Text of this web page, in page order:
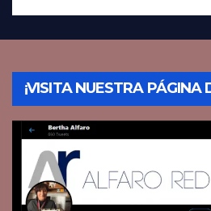
¡VISITA NUESTRA PÁGINA